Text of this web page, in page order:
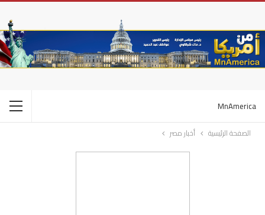
MnAmerica
الصفحة الرئيسية أخبار مصر